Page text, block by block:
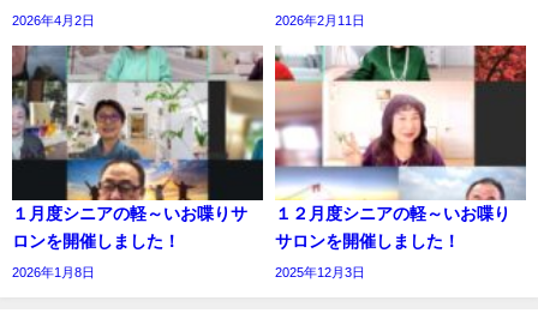
2026年4月2日 2026年2月11日
１月度シニアの軽～いお喋りサ
ロンを開催しました！
2026年1月8日
１２月度シニアの軽～いお喋り
サロンを開催しました！
2025年12月3日